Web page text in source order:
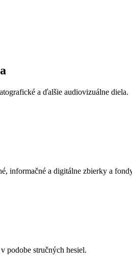
a ďalšie audiovizuálne diela.
informačné a digitálne zbierky a
podobe stručných hesiel.